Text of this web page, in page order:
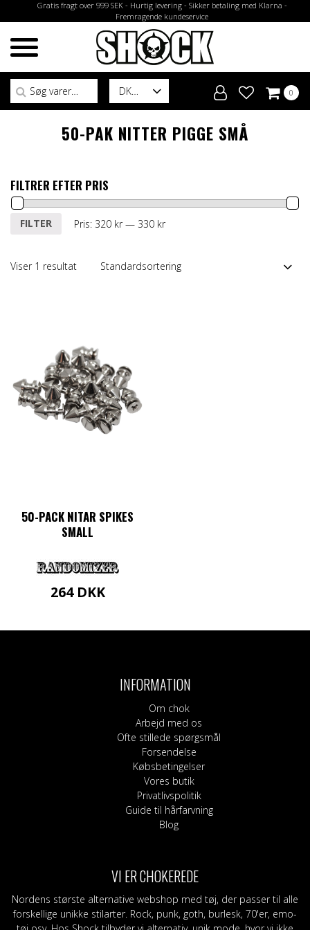
Gratis fragt over 999 SEK - Hurtig levering - Sikker betaling med Klarna -
Fremragende kundeservice
DK
Søg efter:
0
50-PAK NITTER PIGGE SMÅ
FILTRER EFTER PRIS
Mindste
Højeste
FILTER Pris: 320 kr— 330 kr
Viser 1 resultat
50-PACK NITAR SPIKES
SMALL
264 DKK
INFORMATION
Om chok
Arbejd med os
Ofte stillede spørgsmål
Forsendelse
Købsbetingelser
Vores butik
Privatlivspolitik
Guide til hårfarvning
Blog
VI ER CHOKEREDE
Nordens største alternative webshop med tøj, der passer til alle
forskellige unikke stilarter. Rock, punk, goth, burlesk, 70'er, emo-